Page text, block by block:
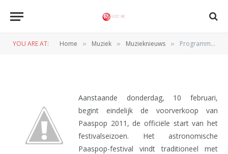
YOU ARE AT: Home » Muziek » Muzieknieuws » Programma Paaspop 2011 vrijwel compleet
Programma Paaspop 2011
Aanstaande donderdag, 10 februari,
begint eindelijk de voorverkoop van
Paaspop 2011, de officiële start van het
festivalseizoen. Het astronomische
Paaspop-festival vindt traditioneel met